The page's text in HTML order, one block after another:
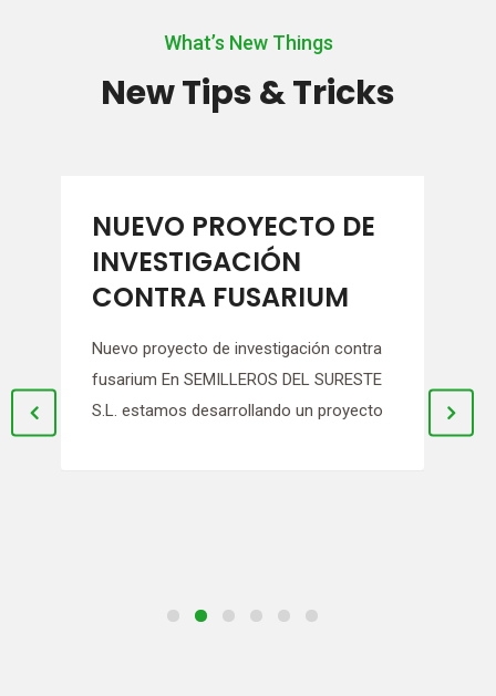
What’s New Things
New Tips & Tricks
NUEVO PROYECTO DE
INVESTIGACIÓN
CONTRA FUSARIUM
Nuevo proyecto de investigación contra
fusarium En SEMILLEROS DEL SURESTE
S.L. estamos desarrollando un proyecto